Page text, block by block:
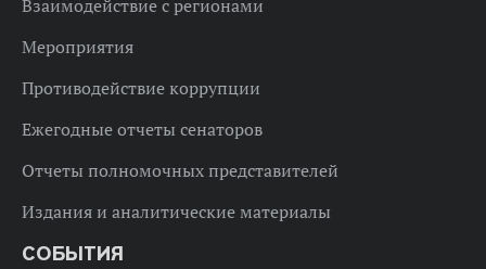
Взаимодействие с регионами
Мероприятия
Противодействие коррупции
Ежегодные отчеты сенаторов
Отчеты полномочных представителей
Издания и аналитические материалы
СОБЫТИЯ